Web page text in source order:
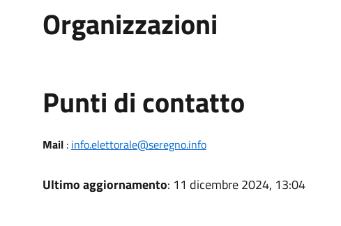
Organizzazioni
Punti di contatto
Mail: info.elettorale@seregno.info
Ultimo aggiornamento: 11 dicembre 2024, 13:04